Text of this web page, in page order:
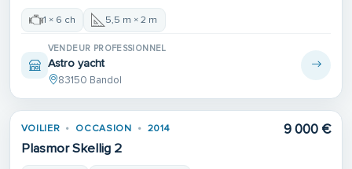
1 × 6 ch 5,5 m × 2 m
VENDEUR PROFESSIONNEL
Astro yacht
83150 Bandol
VOILIER OCCASION 2014
Plasmor Skellig 2
9 000 €